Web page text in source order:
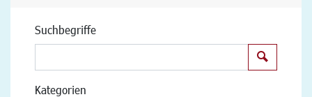
Suchbegriffe
Kategorien